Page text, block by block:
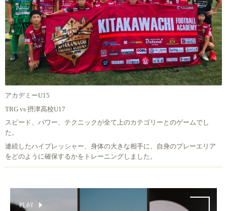
アカデミーU15
TRG vs 摂津高校U17
スピード、パワー、テクニックが全て上のカテゴリーとのゲームでし
た。
連続したハイプレッシャー、身体の大きな相手に、自身のプレーエリア
をどのように確保するかをトレーニングしました。